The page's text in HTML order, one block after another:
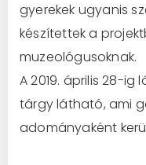
gyerekek ugyanis
készítettek a
muzeológusoknak.
A 2019. április 28-
tárgy látható, ami
adományaként